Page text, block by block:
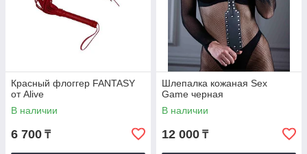
Красный флоггер FANTASY
от Alive
В наличии
6 700 ₸
Шлепалка кожаная Sex
Game черная
В наличии
12 000 ₸